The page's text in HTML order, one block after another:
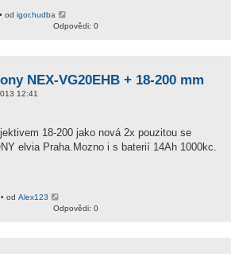
od igor.hudba
Odpovědi: 0
NEX-VG20EHB + 18-200 mm
12:41
18-200 jako nová 2x pouzitou se
elvia Praha.Mozno i s baterií 14Ah 1000kc.
od Alex123
Odpovědi: 0